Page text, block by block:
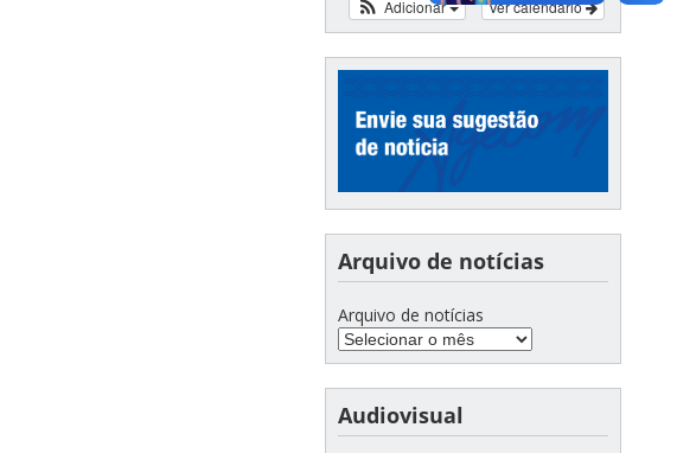
Ver calendário
Adicionar
Arquivo de notícias
Arquivo de notícias
Audiovisual